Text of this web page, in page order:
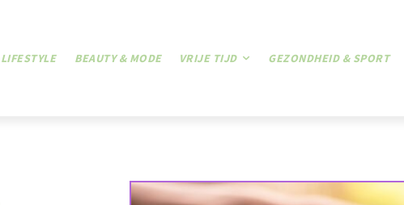
LIFESTYLE BEAUTY & MODE VRIJE TIJD GEZONDHEID & SPORT